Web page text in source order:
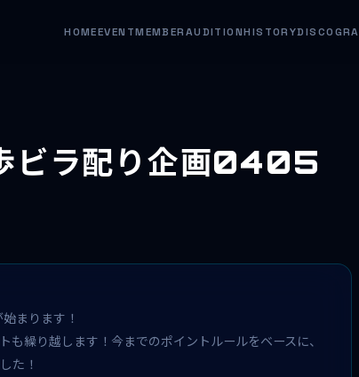
HOMEEVENTMEMBERAUDITIONHISTORY
ビラ配り企画0405
まります！
繰り越します！今までのポイントルールをベースに、
た！